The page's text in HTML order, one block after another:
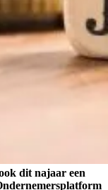
dit najaar een